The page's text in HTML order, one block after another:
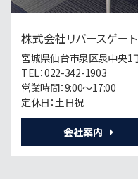
第6位
第7位
株式会社リバースゲート
宮城県仙台市泉区泉中央1
TEL：022-342-1903
営業時間：9:00～17:00
定休日：土日祝
会社案内